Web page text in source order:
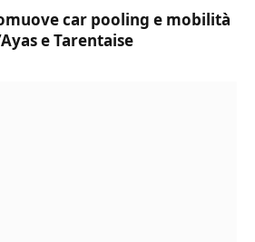
car pooling e mobilità
e Tarentaise